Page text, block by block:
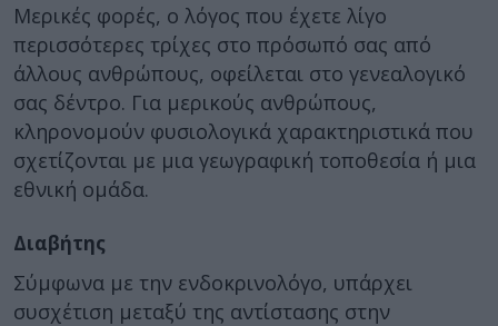
Μερικές φορές, ο λόγος που έχετε λίγο
περισσότερες τρίχες στο πρόσωπό σας από
άλλους ανθρώπους, οφείλεται στο γενεαλογικό
σας δέντρο. Για μερικούς ανθρώπους,
κληρονομούν φυσιολογικά χαρακτηριστικά που
σχετίζονται με μια γεωγραφική τοποθεσία ή μια
εθνική ομάδα.
Διαβήτης
Σύμφωνα με την ενδοκρινολόγο, υπάρχει
συσχέτιση μεταξύ της αντίστασης στην